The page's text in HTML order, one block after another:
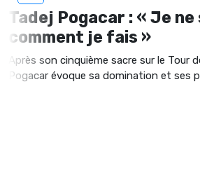
Tadej Pogacar : « Je ne
comment je fais »
Après son cinquième sacre sur le Tour
Pogacar évoque sa domination et ses